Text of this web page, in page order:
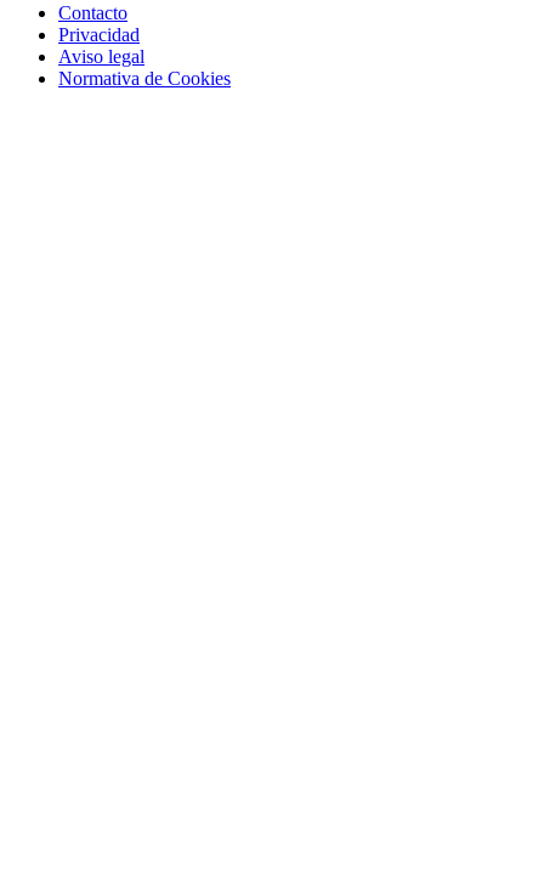
Contacto
Privacidad
Aviso legal
Normativa de Cookies